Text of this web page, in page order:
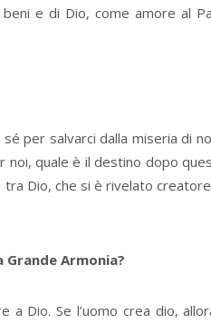
e di Dio, come amore al
per salvarci dalla miseria di
noi, quale è il destino dopo
tra Dio, che si è rivelato
Armonia?
Dio. Se l’uomo crea dio,